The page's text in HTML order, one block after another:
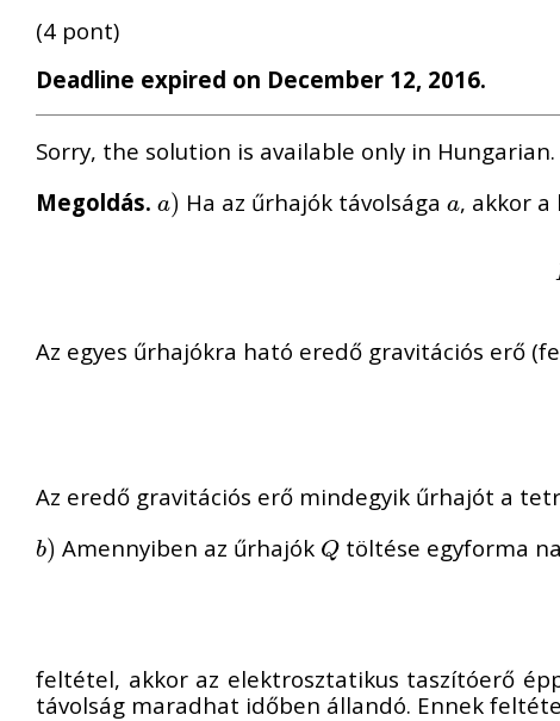
(4 pont)
Deadline expired on December 12, 2016.
Sorry, the solution is available only in Hungarian.
Megoldás. a)
a) Ha az űrhajók távolsága a
a, akkor a
Az egyes űrhajókra ható eredő gravitációs erő
Az eredő gravitációs erő mindegyik űrhajót a
b)
b) Amennyiben az űrhajók Q
Q töltése egyforma
feltétel, akkor az elektrosztatikus taszítóerő
távolság maradhat időben állandó. Ennek